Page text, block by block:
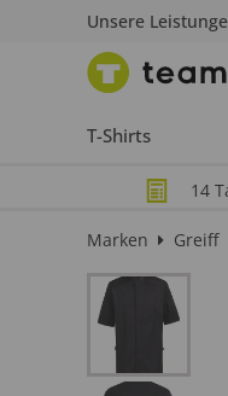
Unsere
T-Shirts
14
Marken Greiff